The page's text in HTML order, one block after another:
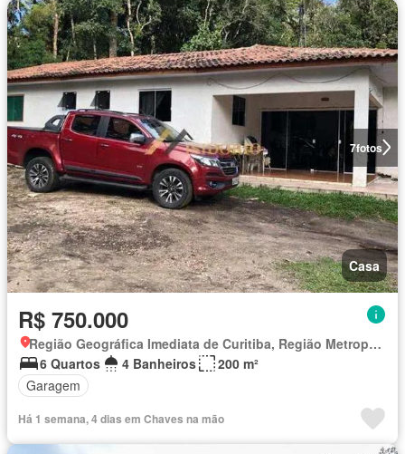
7fotos
Casa
R$ 750.000
Região Geográfica Imediata de Curitiba, Região Metropolitana de Curitiba
6 Quartos
4 Banheiros
200 m²
Garagem
Há 1 semana, 4 dias em Chaves na mão